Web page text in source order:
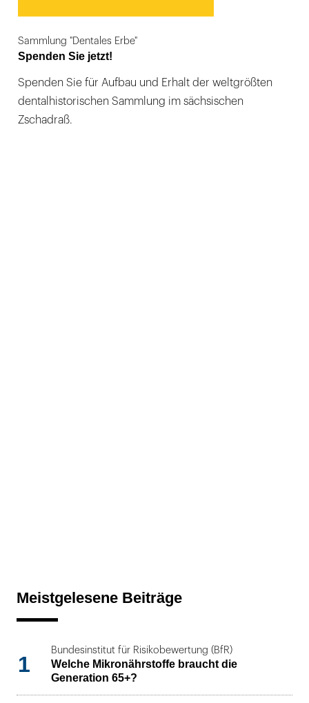
Sammlung "Dentales Erbe"
Spenden Sie jetzt!
Spenden Sie für Aufbau und Erhalt der weltgrößten
dentalhistorischen Sammlung im sächsischen
Zschadraß.
Meistgelesene Beiträge
1
Bundesinstitut für Risikobewertung (BfR)
Welche Mikronährstoffe braucht die
Generation 65+?